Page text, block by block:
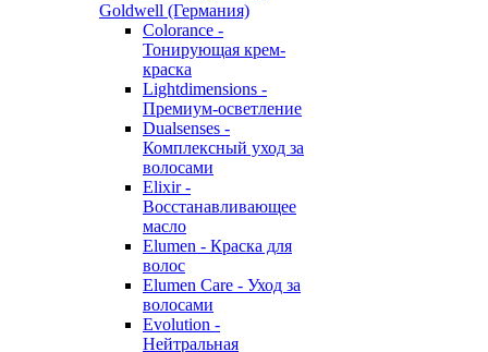
Goldwell (Германия)
Colorance -
Тонирующая крем-
краска
Lightdimensions -
Премиум-осветление
Dualsenses -
Комплексный уход за
волосами
Elixir -
Восстанавливающее
масло
Elumen - Краска для
волос
Elumen Care - Уход за
волосами
Evolution -
Нейтральная